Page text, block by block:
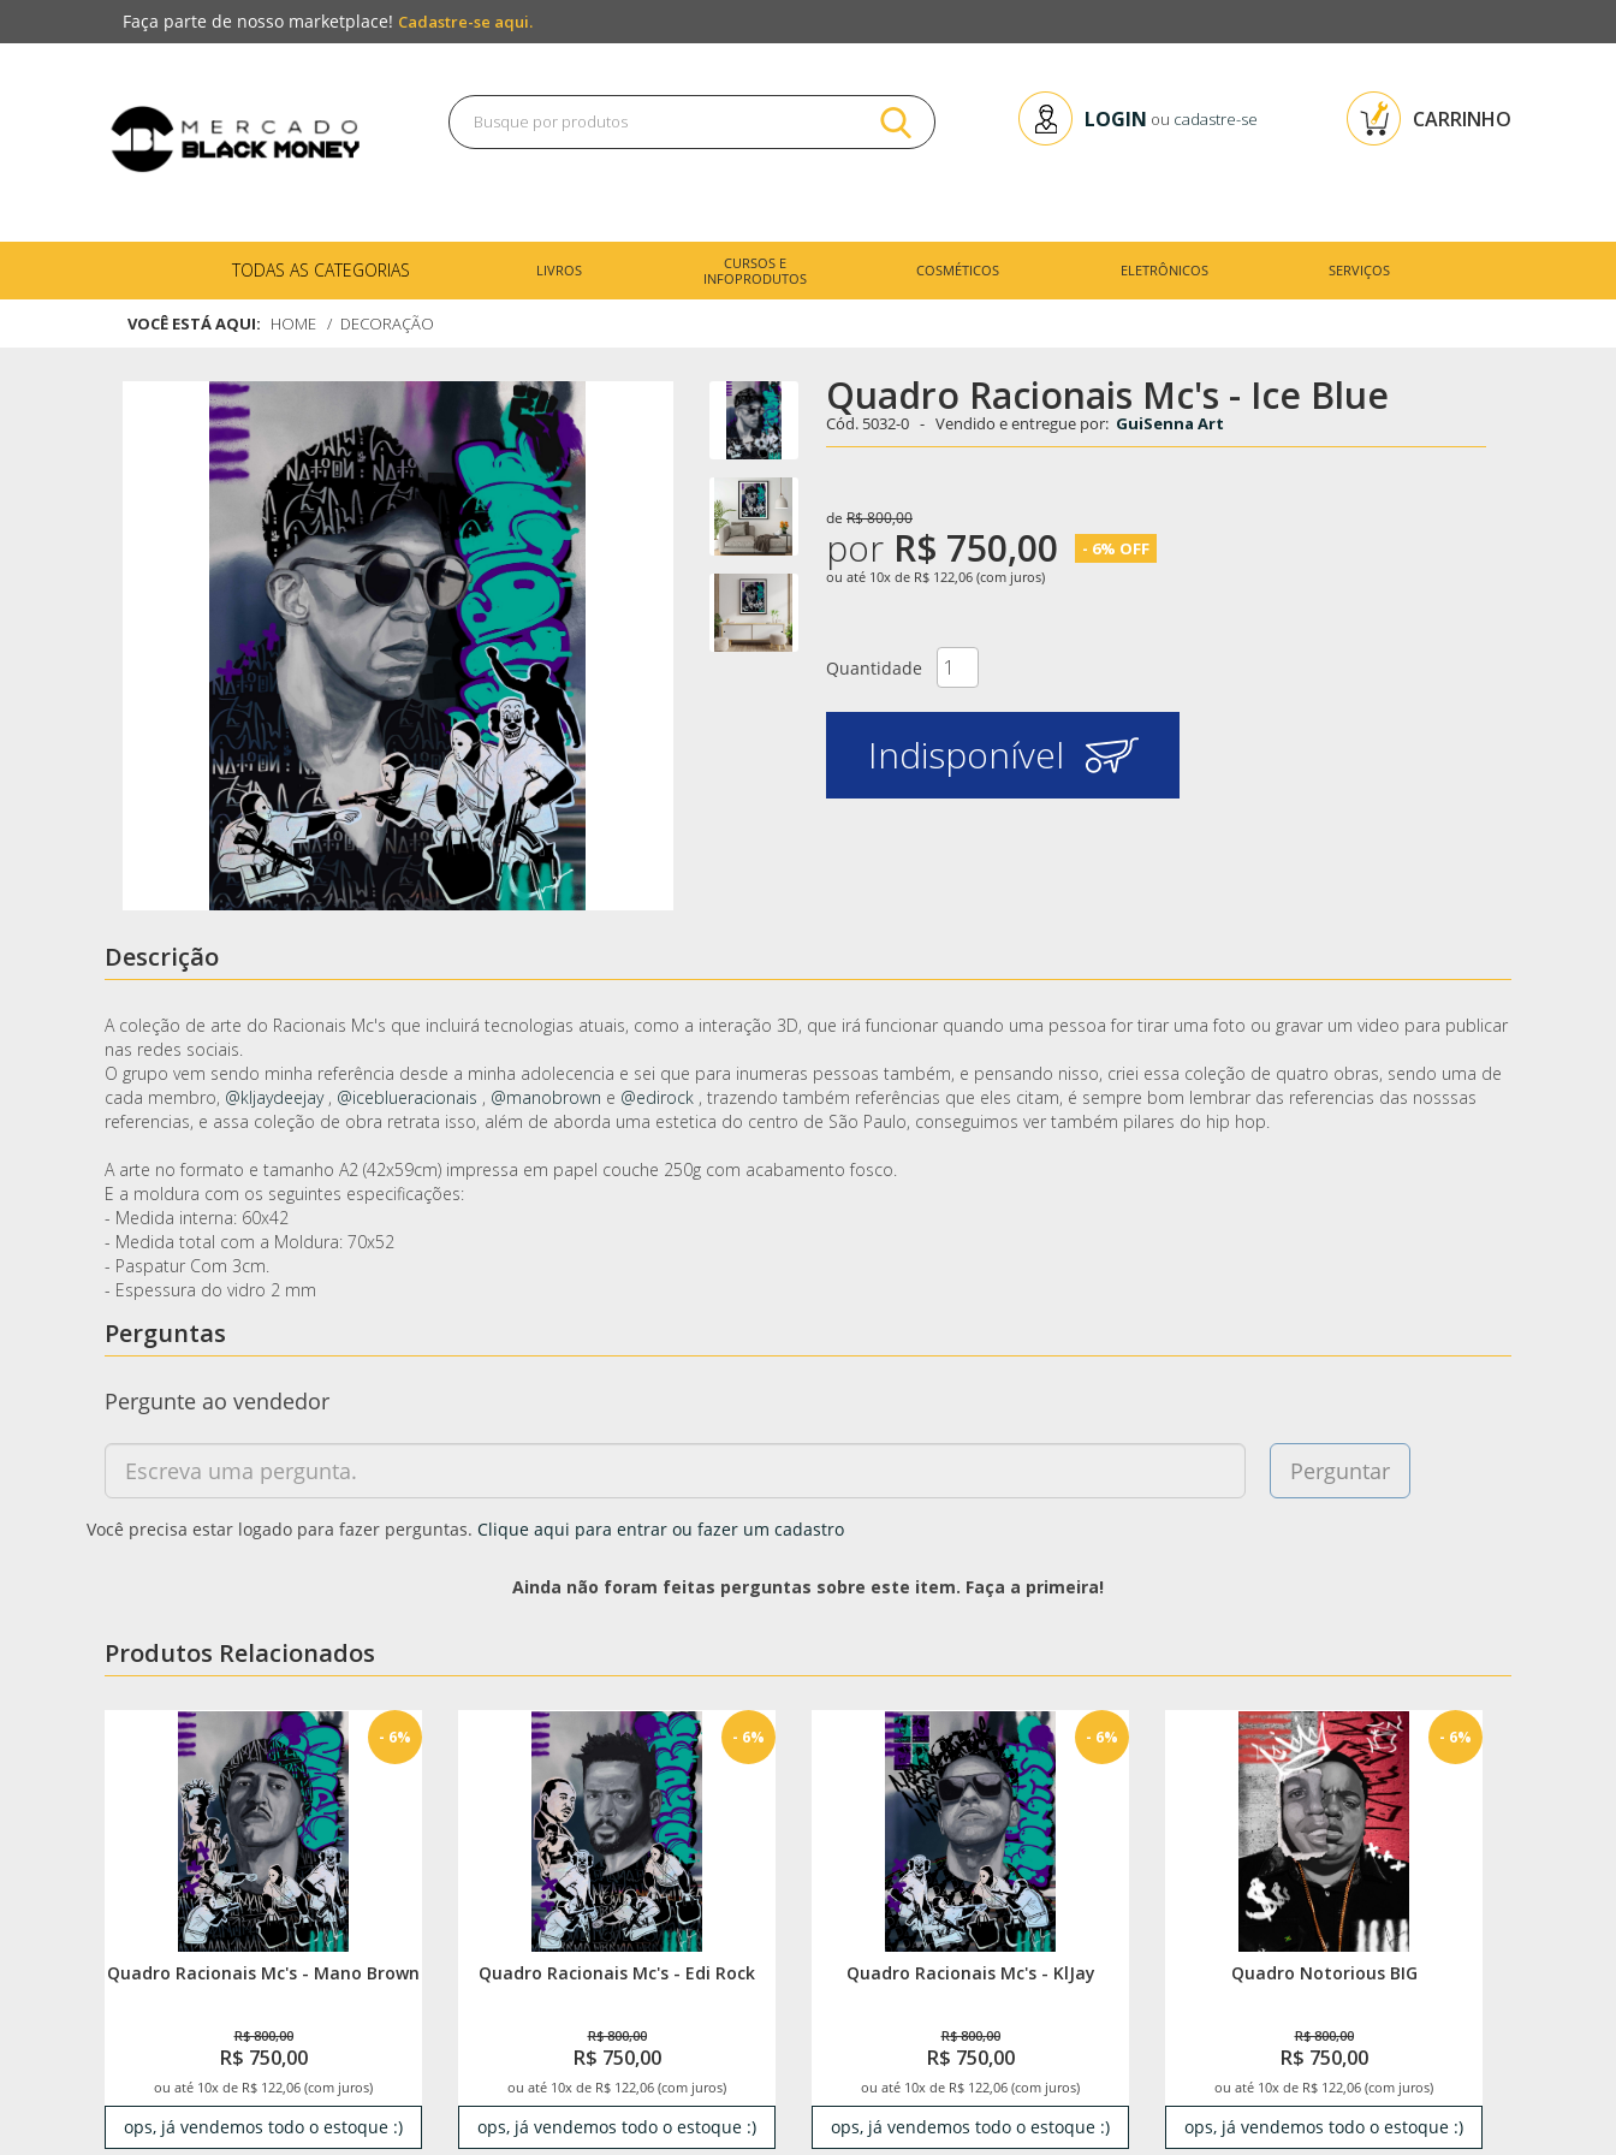
Faça parte de nosso marketplace! Cadastre-se aqui.
LOGIN ou cadastre-se CARRINHO
TODAS AS CATEGORIAS LIVROS
CURSOS E
INFOPRODUTOS
COSMÉTICOS ELETRÔNICOS SERVIÇOS
VOCÊ ESTÁ AQUI: HOME DECORAÇÃO
Quadro Racionais Mc's - Ice Blue
Cód. 5032-0 - Vendido e entregue por: GuiSenna Art
de R$ 800,00
por R$ 750,00 - 6% OFF
ou até 10x de R$ 122,06 (com juros)
Quantidade
Indisponível
Descrição
A coleção de arte do Racionais Mc's que incluirá tecnologias atuais, como a interação 3D, que irá funcionar quando uma pessoa for tirar uma foto ou gravar um video para publicar
nas redes sociais.
O grupo vem sendo minha referência desde a minha adolecencia e sei que para inumeras pessoas também, e pensando nisso, criei essa coleção de quatro obras, sendo uma de
cada membro, @kljaydeejay, @iceblueracionais , @manobrown e @edirock , trazendo também referências que eles citam, é sempre bom lembrar das referencias das nosssas
referencias, e assa coleção de obra retrata isso, além de aborda uma estetica do centro de São Paulo, conseguimos ver também pilares do hip hop.
A arte no formato e tamanho A2 (42x59cm) impressa em papel couche 250g com acabamento fosco.
E a moldura com os seguintes especificações:
- Medida interna: 60x42
- Medida total com a Moldura: 70x52
- Paspatur Com 3cm.
- Espessura do vidro 2 mm
Perguntas
Pergunte ao vendedor
Você precisa estar logado para fazer perguntas. Clique aqui para entrar ou fazer um cadastro
Ainda não foram feitas perguntas sobre este item. Faça a primeira!
Produtos Relacionados
Quadro Racionais Mc's - Mano Brown
R$ 800,00
R$ 750,00
- 6%
ou até 10x de R$ 122,06 (com juros)
ops, já vendemos todo o estoque :)
Quadro Racionais Mc's - Edi Rock
R$ 800,00
R$ 750,00
- 6%
ou até 10x de R$ 122,06 (com juros)
ops, já vendemos todo o estoque :)
Quadro Racionais Mc's - KlJay
R$ 800,00
R$ 750,00
- 6%
ou até 10x de R$ 122,06 (com juros)
ops, já vendemos todo o estoque :)
Quadro Notorious BIG
R$ 800,00
R$ 750,00
- 6%
ou até 10x de R$ 122,06 (com juros)
ops, já vendemos todo o estoque :)